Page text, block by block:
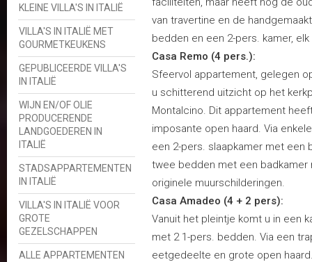
KLEINE VILLA'S IN ITALIË
VILLA'S IN ITALIË MET
GOURMETKEUKENS
GEPUBLICEERDE VILLA'S
IN ITALIË
WIJN EN/OF OLIE
PRODUCERENDE
LANDGOEDEREN IN
ITALIË
STADSAPPARTEMENTEN
IN ITALIË
VILLA'S IN ITALIË VOOR
GROTE
GEZELSCHAPPEN
ALLE APPARTEMENTEN
van travertine en de
bedden en een 2-pers. kamer,
Casa Remo (4 pers.):
Sfeervol appartement, gelegen
u schitterend uitzicht op het
Montalcino. Dit appartement
imposante open haard. Via
een 2-pers. slaapkamer met
twee bedden met een
originele muurschilderingen.
Casa Amadeo (4 + 2 pers):
Vanuit het pleintje komt u in een
met 2 1-pers. bedden. Via een
eetgedeelte en grote open